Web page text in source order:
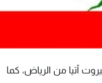
آتيا من الرياض، كما